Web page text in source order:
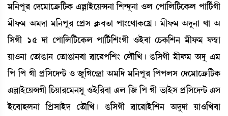
³[>šå¹ ëƒì³àìyû¡[i¡A¡ &ÀàÒüìÚX>à [Å@ƒå>à *º ëšà[º[i¡ìA¡º šà[i¢¡Kã
³ãó¡³ "³ƒà ³[>šå¹ ëšøÎ AÃ¡¤t¡à šà}ì=àA¡ìJø¡ú ³ãó¡³ "ƒå>à =à "
[ÎKã 15 ƒà ëšà[º[i¡ìA¡º šà[i¢¡[Å}Kã *Òü¤à ëW¡A¡[Å> ³ãó¡³ ó¡´¬à
Úà*>à ët¡àR¡à> ët¡àR¡à>¤à ¯àì¹š[Å} ëºï[J¡ú R¡[ÎKã ³ãó¡³ "ƒå &³
[š [š Kã šø[Îìƒ@i¡ * \å[Kì@ƒøà "³[ƒ ³[>šå¹ [ššºÎ ëƒì³àìyû¡[i¡A¡
&ÀàÒüìÚXKã [W¡Úà¹ì³>Îå *Òü[¹¤à &º [\ [š Kã ®¡àÒüÎ šø[Îìƒ@i¡ &Î
Òüì¤àÒº>à [šøÎàÒüƒ ët¡ï[J¡ú R¡[ÎKã ¯àì¹àÒü[Å> "ƒåƒà Úà*[J¤à